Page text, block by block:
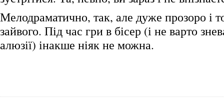
Мелодраматично, так, але дуже прозоро і
зайвого. Під час гри в бісер (і не варто
алюзії) інакше ніяк не можна.